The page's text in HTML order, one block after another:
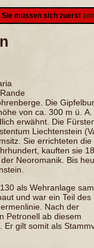
Sie müssen sich zuerst
. Die
von ca. 300 m ü. A.
erwähnt. Die
Liechtenstein
Sie errichteten die
kauften sie
Neoromanik . Bis
als Wehranlage
und war ein Teil des
. Nach der
Petronell ab diesem
. Er gilt somit als